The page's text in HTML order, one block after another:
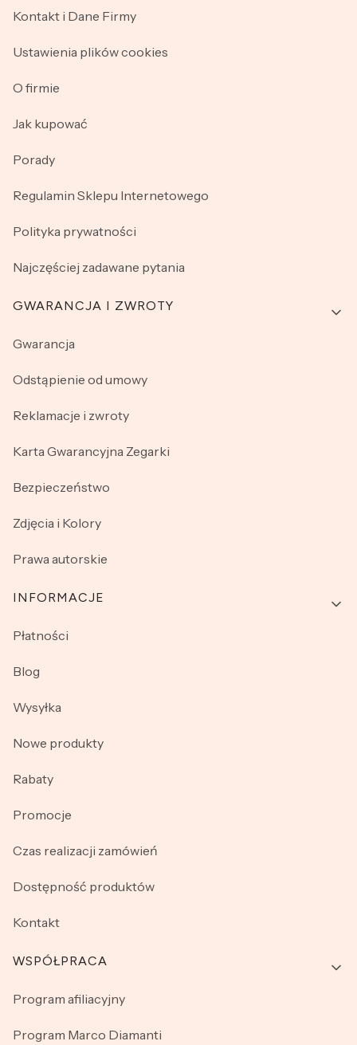
Kontakt i Dane Firmy
Ustawienia plików cookies
O firmie
Jak kupować
Porady
Regulamin Sklepu Internetowego
Polityka prywatności
Najczęściej zadawane pytania
GWARANCJA I ZWROTY
Gwarancja
Odstąpienie od umowy
Reklamacje i zwroty
Karta Gwarancyjna Zegarki
Bezpieczeństwo
Zdjęcia i Kolory
Prawa autorskie
INFORMACJE
Płatności
Blog
Wysyłka
Nowe produkty
Rabaty
Promocje
Czas realizacji zamówień
Dostępność produktów
Kontakt
WSPÓŁPRACA
Program afiliacyjny
Program Marco Diamanti